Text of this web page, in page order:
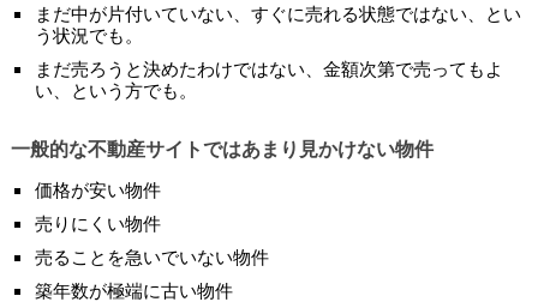
まだ中が片付いていない、すぐに売れる状態ではない、とい
う状況でも。
まだ売ろうと決めたわけではない、金額次第で売ってもよ
い、という方でも。
一般的な不動産サイトではあまり見かけない物件
価格が安い物件
売りにくい物件
売ることを急いでいない物件
築年数が極端に古い物件